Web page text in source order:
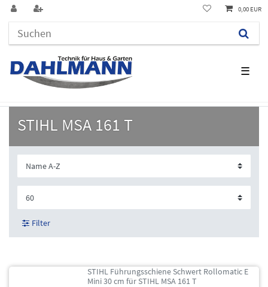
☰
0,00 EUR
STIHL MSA 161 T
Filter
STIHL Führungsschiene Schwert Rollomatic E
Mini 30 cm für STIHL MSA 161 T